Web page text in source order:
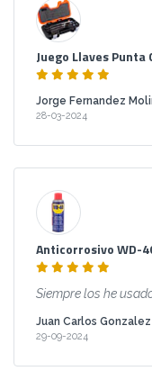
Juego Llaves Punta
Jorge Fernandez
28-03-2024
Anticorrosivo WD-
Siempre los he
Juan Carlos Gonzalez
29-09-2024